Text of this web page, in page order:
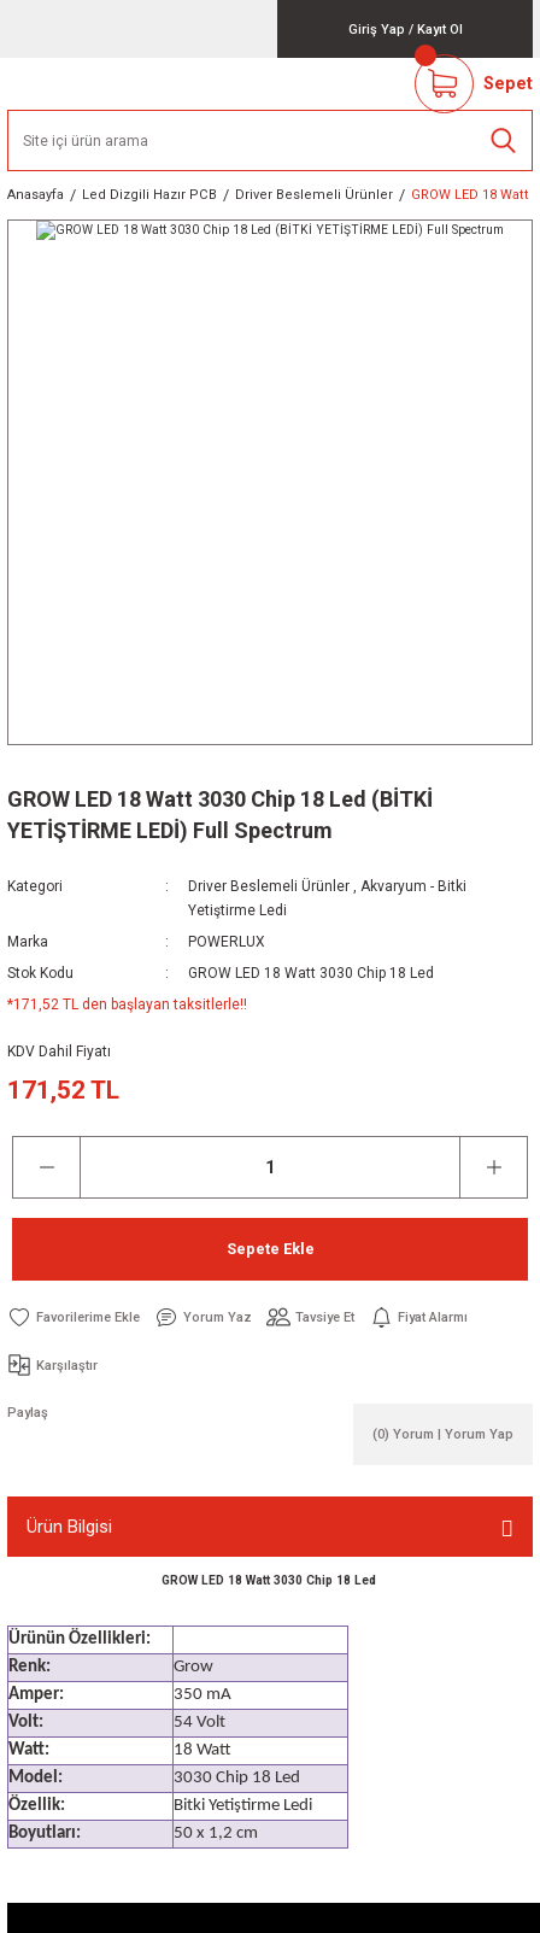
Giriş Yap / Kayıt Ol
Sepet
Anasayfa Led Dizgili Hazır PCB Driver Beslemeli Ürünler GROW LED 18 Watt
GROW LED 18 Watt 3030 Chip 18 Led (BİTKİ
YETİŞTİRME LEDİ) Full Spectrum
Kategori Driver Beslemeli Ürünler , Akvaryum - Bitki
Yetiştirme Ledi
Marka
POWERLUX
Stok Kodu
GROW LED 18 Watt 3030 Chip 18 Led
*171,52 TL den başlayan taksitlerle!!
KDV Dahil Fiyatı
171,52 TL
Sepete Ekle
Yorum Yaz Tavsiye Et Fiyat Alarmı
Karşılaştır
Paylaş
(0) Yorum | Yorum Yap
Ürün Bilgisi
GROW LED 18 Watt 3030 Chip 18 Led
Ürünün Özellikleri:
Renk:
Grow
Amper:
350 mA
Volt:
54 Volt
Watt:
18 Watt
Model:
3030 Chip 18 Led
Özellik:
Bitki Yetiştirme Ledi
Boyutları:
50 x 1,2 cm